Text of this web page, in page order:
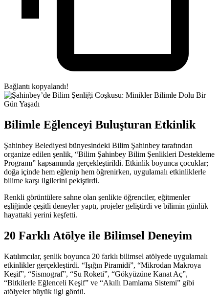
Bağlantı kopyalandı!
Bilimle Eğlenceyi Buluşturan Etkinlik
Şahinbey Belediyesi bünyesindeki Bilim Şahinbey tarafından
organize edilen şenlik, “Bilim Şahinbey Bilim Şenlikleri Destekleme
Programı” kapsamında gerçekleştirildi. Etkinlik boyunca çocuklar;
doğa içinde hem eğlenip hem öğrenirken, uygulamalı etkinliklerle
bilime karşı ilgilerini pekiştirdi.
Renkli görüntülere sahne olan şenlikte öğrenciler, eğitmenler
eşliğinde çeşitli deneyler yaptı, projeler geliştirdi ve bilimin günlük
hayattaki yerini keşfetti.
20 Farklı Atölye ile Bilimsel Deneyim
Katılımcılar, şenlik boyunca 20 farklı bilimsel atölyede uygulamalı
etkinlikler gerçekleştirdi. “Işığın Piramidi”, “Mikrodan Makroya
Keşif”, “Sismograf”, “Su Roketi”, “Gökyüzüne Kanat Aç”,
“Bitkilerle Eğlenceli Keşif” ve “Akıllı Damlama Sistemi” gibi
atölyeler büyük ilgi gördü.